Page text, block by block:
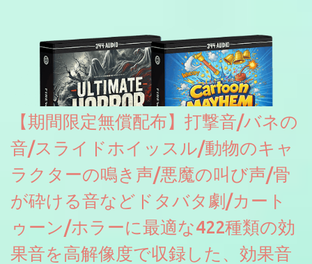
【期間限定無償配布】打撃音/バネの
音/スライドホイッスル/動物のキャ
ラクターの鳴き声/悪魔の叫び声/骨
が砕ける音などドタバタ劇/カート
ゥーン/ホラーに最適な422種類の効
果音を高解像度で収録した、効果音